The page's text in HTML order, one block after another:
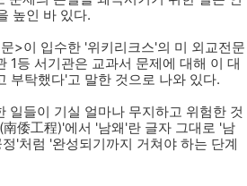
높인 바 있다.
>이 입수한 '위키리크스'의 미 외교전문
1등 서기관은 교과서 문제에 대해 이 대
부탁했다'고 말한 것으로 나와 있다.
들이 기실 얼마나 무지하고 위험한 것
倭工程)'에서 '남왜'란 글자 그대로 '남
'처럼 '완성되기까지 거쳐야 하는 단계